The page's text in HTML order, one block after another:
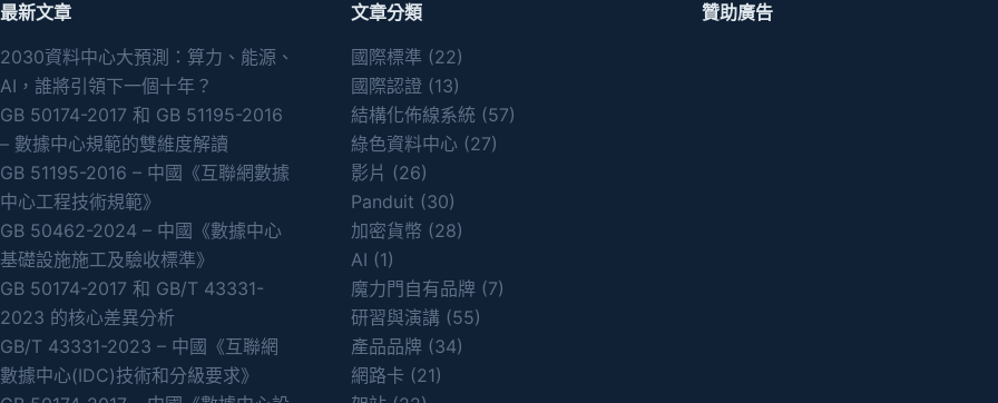
最新文章
2030資料中心大預測：算力、能源、
AI，誰將引領下一個十年？
GB 50174-2017 和 GB 51195-2016
– 數據中心規範的雙維度解讀
GB 51195-2016 – 中國《互聯網數據
中心工程技術規範》
GB 50462-2024 – 中國《數據中心
基礎設施施工及驗收標準》
GB 50174-2017 和 GB/T 43331-
2023 的核心差異分析
GB/T 43331-2023 – 中國《互聯網
數據中心(IDC)技術和分級要求》
文章分類
國際標準 (22)
國際認證(13)
結構化佈線系統 (57)
綠色資料中心(27)
影片 (26)
Panduit (30)
加密貨幣 (28)
AI (1)
魔力門自有品牌(7)
研習與演講(55)
產品品牌(34)
網路卡 (21)
贊助廣告